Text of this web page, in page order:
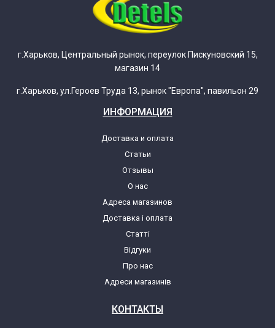
г.Харьков, Центральный рынок, переулок Пискуновский 15,
магазин 14
г.Харьков, ул.Героев Труда 13, рынок "Европа", павильон 29
ИНФОРМАЦИЯ
Доставка и оплата
Статьи
Отзывы
О нас
Адреса магазинов
Доставка і оплата
Статті
Відгуки
Про нас
Адреси магазинів
КОНТАКТЫ